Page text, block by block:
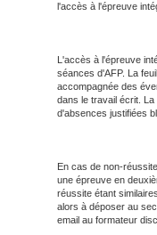
l'accès à l'épreuve
L'accès à l'épreuve
séances d'AFP. La
accompagnée des
dans le travail écrit.
d'absences justifiées
En cas de non-
une épreuve en
réussite étant
alors à déposer au
email au formateur